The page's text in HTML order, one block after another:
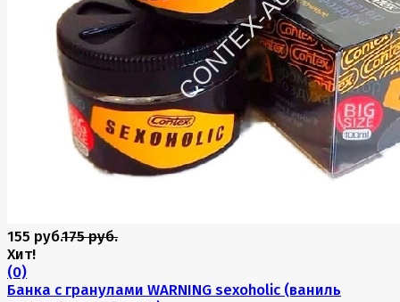
155 руб.175 руб.
Хит!
(0)
Банка с гранулами WARNING sexoholic (ваниль